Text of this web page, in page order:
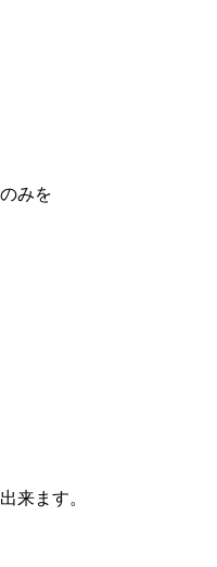
みを
来ます。